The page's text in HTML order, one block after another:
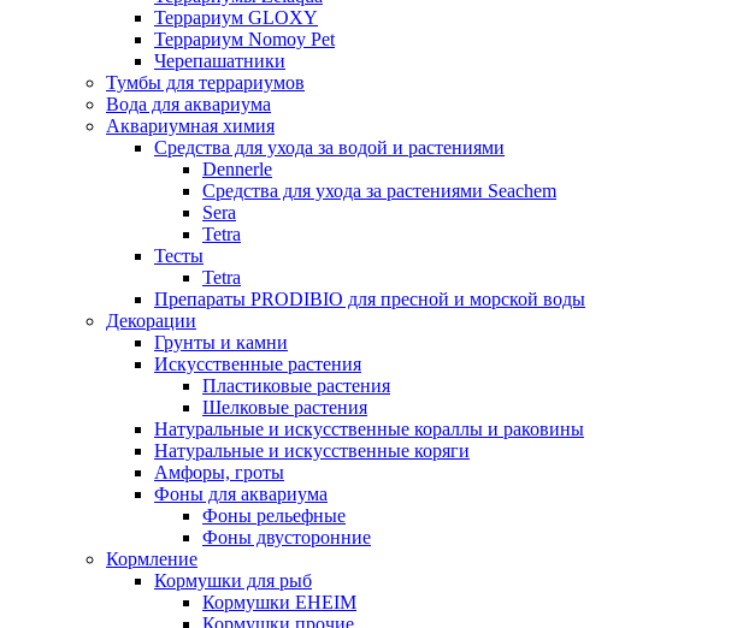
Террариум GLOXY
Террариум Nomoy Pet
Черепашатники
Тумбы для террариумов
Вода для аквариума
Аквариумная химия
Средства для ухода за водой и растениями
Dennerle
Средства для ухода за растениями Seachem
Sera
Tetra
Тесты
Tetra
Препараты PRODIBIO для пресной и морской воды
Декорации
Грунты и камни
Искусственные растения
Пластиковые растения
Шелковые растения
Натуральные и искусственные кораллы и раковины
Натуральные и искусственные коряги
Амфоры, гроты
Фоны для аквариума
Фоны рельефные
Фоны двусторонние
Кормление
Кормушки для рыб
Кормушки EHEIM
Кормушки прочие